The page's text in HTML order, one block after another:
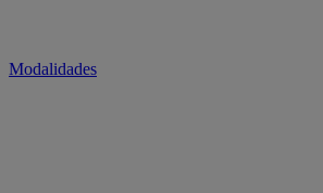
Modalidades